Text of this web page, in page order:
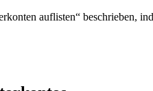
auflisten“ beschrieben,